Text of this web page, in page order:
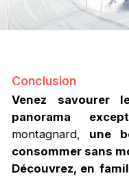
Conclusion
Venez savourer
panorama
montagnard,
une
consommer sans
Découvrez, en